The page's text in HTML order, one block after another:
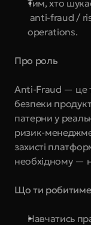
Тим, хто
anti-fraud /
operations.
Про роль
Anti-Fraud — це
безпеки
патерни у
ризик-
захисті
необхідному —
Що ти
Навчатись